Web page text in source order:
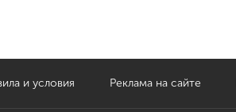
и условия Реклама на сайте